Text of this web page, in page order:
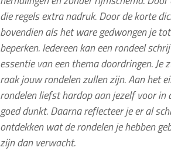
die regels extra nadruk. Door de korte
bovendien als het ware gedwongen je
beperken. Iedereen kan een rondeel
essentie van een thema doordringen. Je
raak jouw rondelen zullen zijn. Aan het
rondelen liefst hardop aan jezelf voor in
goed dunkt. Daarna reflecteer je er al
ontdekken wat de rondelen je hebben
zijn dan verwacht.